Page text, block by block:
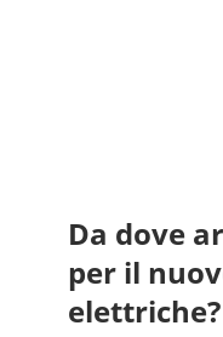
Da dove
per il
elettriche?